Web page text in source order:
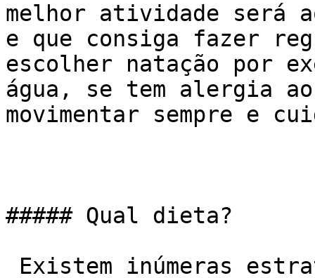
melhor atividade será
e que consiga fazer
escolher natação por
água, se tem alergia
movimentar sempre e
##### Qual dieta?